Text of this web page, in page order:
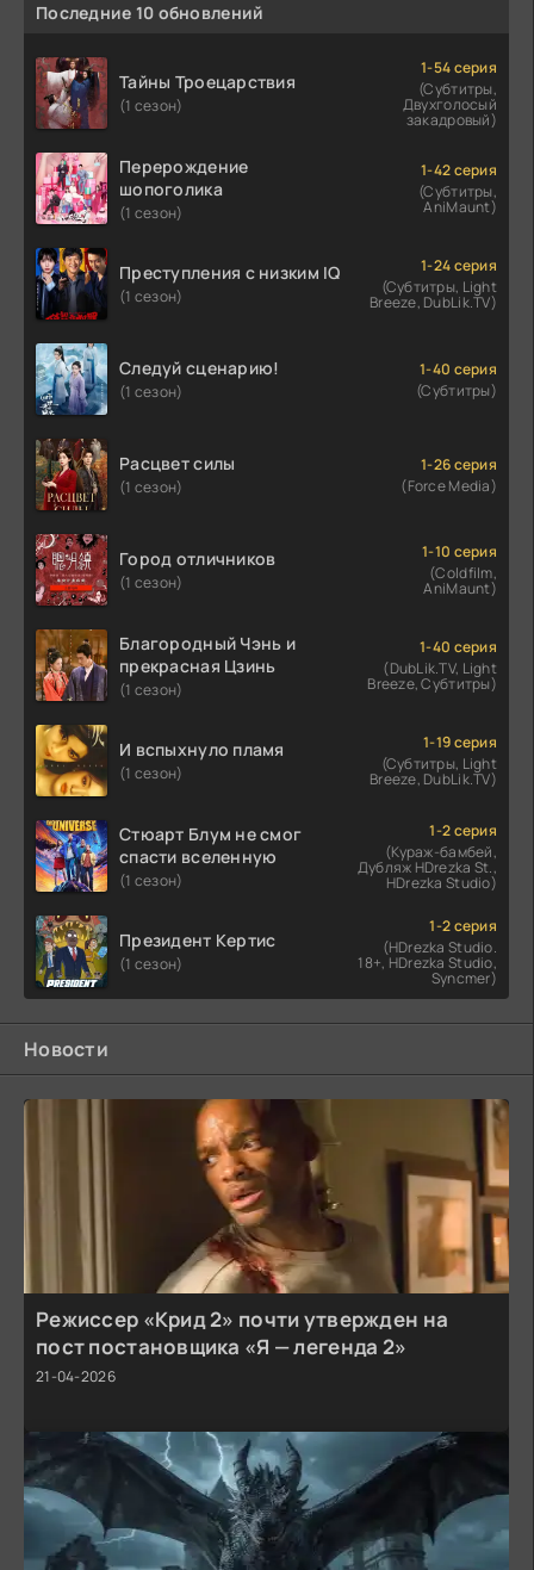
Последние 10 обновлений
Тайны Троецарствия
(1 сезон)
1-54 серия
(Субтитры,
Двухголосый
закадровый)
Перерождение
шопоголика
(1 сезон)
1-42 серия
(Субтитры,
AniMaunt)
Преступления с низким IQ
(1 сезон)
1-24 серия
(Субтитры, Light
Breeze, DubLik.TV)
Следуй сценарию!
(1 сезон)
1-40 серия
(Субтитры)
Расцвет силы
(1 сезон)
1-26 серия
(Force Media)
Город отличников
(1 сезон)
1-10 серия
(Coldfilm,
AniMaunt)
Благородный Чэнь и
прекрасная Цзинь
(1 сезон)
1-40 серия
(DubLik.TV, Light
Breeze, Субтитры)
И вспыхнуло пламя
(1 сезон)
1-19 серия
(Субтитры, Light
Breeze, DubLik.TV)
Стюарт Блум не смог
спасти вселенную
(1 сезон)
1-2 серия
(Кураж-бамбей,
Дубляж HDrezka St.,
HDrezka Studio)
Президент Кертис
(1 сезон)
1-2 серия
(HDrezka Studio.
18+, HDrezka Studio,
Syncmer)
Новости
Режиссер «Крид 2» почти утвержден на
пост постановщика «Я — легенда 2»
21-04-2026